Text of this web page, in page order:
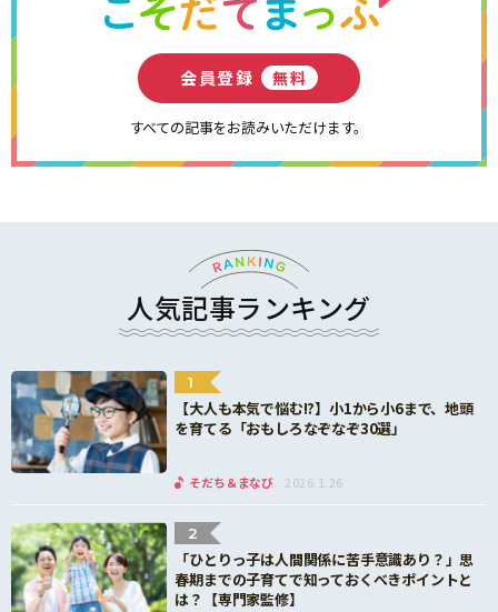
会員登録 無料
すべての記事をお読みいただけます。
人気記事ランキング
1
【大人も本気で悩む!?】小1から小6まで、地頭
を育てる「おもしろなぞなぞ30選」
そだち＆まなび 2026.1.26
2
「ひとりっ子は人間関係に苦手意識あり？」思
春期までの子育てで知っておくべきポイントと
は？【専門家監修】